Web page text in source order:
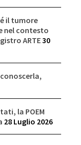
il tumore
nel contesto
ARTE30
la POEM
28 Luglio 2026